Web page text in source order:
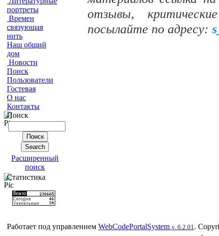
портреты
Времен
связующая
нить
Наш общий
дом
Новости
Поиск
Пользователи
Гостевая
О нас
Контакты
Поиск
Расширенный
поиск
Статистика
отзывы,
посылайте по адресу:
Работает под управлением WebCodePortalSystem v. 6.2.01.